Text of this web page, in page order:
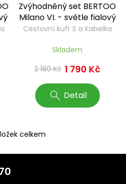
Zvýhodněný set BERTOO
Milano VI. - světle fialový
Cestovní kufr S a Kabelka
Skladem
2 180 Kč 1 790 Kč
Detail
O
l
celkem